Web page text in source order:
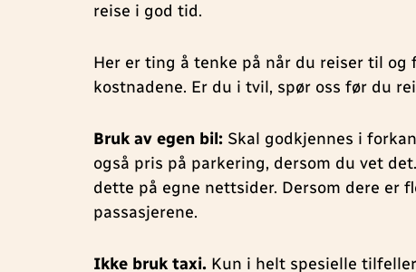
reise i god tid.
Her er ting å tenke på når du reiser til og
kostnadene. Er du i tvil, spør oss før du
Bruk av egen bil: Skal godkjennes i
også pris på parkering, dersom du vet
dette på egne nettsider. Dersom dere er
passasjerene.
Ikke bruk taxi. Kun i helt spesielle